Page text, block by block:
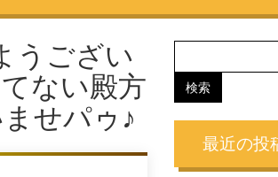
うござい
ない殿方
せパゥ♪
最近の投